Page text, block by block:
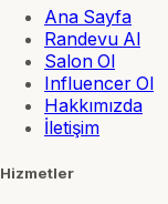
Ana Sayfa
Randevu Al
Salon Ol
Influencer Ol
Hakkımızda
İletişim
Hizmetler